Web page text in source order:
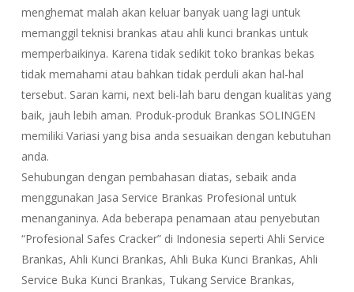
menghemat malah akan keluar banyak uang lagi untuk
memanggil teknisi brankas atau ahli kunci brankas untuk
memperbaikinya. Karena tidak sedikit toko brankas bekas
tidak memahami atau bahkan tidak perduli akan hal-hal
tersebut. Saran kami, next beli-lah baru dengan kualitas yang
baik, jauh lebih aman. Produk-produk Brankas SOLINGEN
memiliki Variasi yang bisa anda sesuaikan dengan kebutuhan
anda.
Sehubungan dengan pembahasan diatas, sebaik anda
menggunakan Jasa Service Brankas Profesional untuk
menanganinya. Ada beberapa penamaan atau penyebutan
“Profesional Safes Cracker” di Indonesia seperti Ahli Service
Brankas, Ahli Kunci Brankas, Ahli Buka Kunci Brankas, Ahli
Service Buka Kunci Brankas, Tukang Service Brankas,